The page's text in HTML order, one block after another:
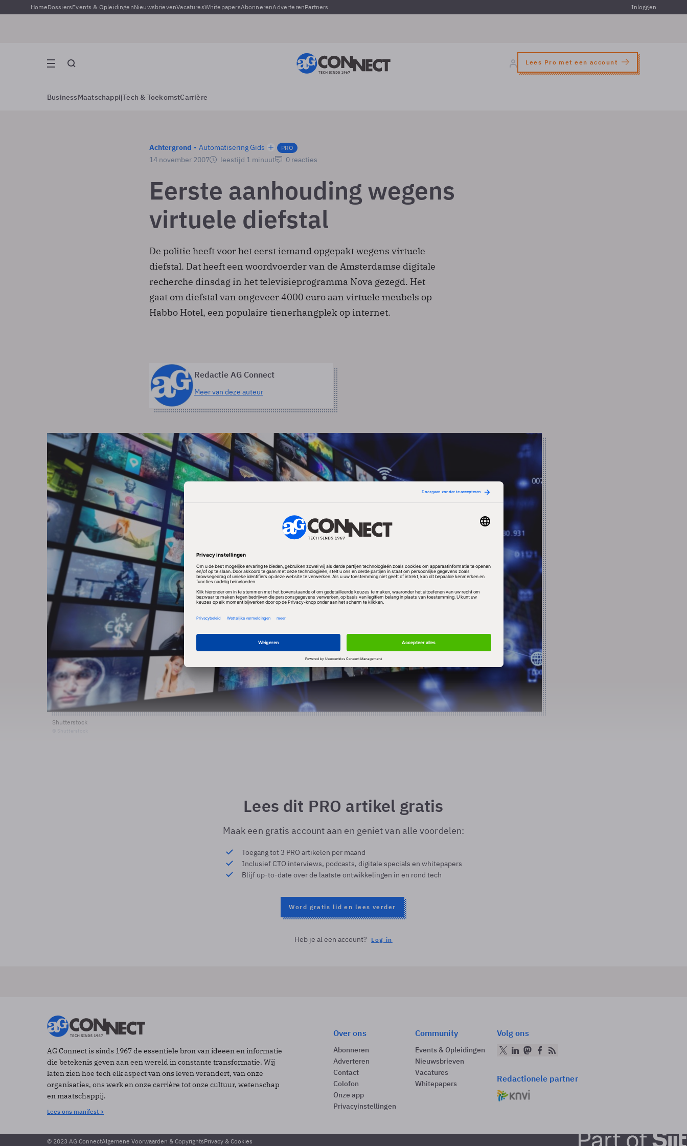
HomeDossiersEvents & OpleidingenNieuwsbrievenVacaturesWhitepapersAbonnerenAdverterenPartners Inloggen
Lees Pro met een account
BusinessMaatschappijTech & ToekomstCarrière
Achtergrond Automatisering Gids PRO
14 november 2007 leestijd 1 minuut 0 reacties
Eerste aanhouding wegens
virtuele diefstal
De politie heeft voor het eerst iemand opgepakt wegens virtuele
diefstal. Dat heeft een woordvoerder van de Amsterdamse digitale
recherche dinsdag in het televisieprogramma Nova gezegd. Het
gaat om diefstal van ongeveer 4000 euro aan virtuele meubels op
Habbo Hotel, een populaire tienerhangplek op internet.
Redactie AG Connect
Meer van deze auteur
Shutterstock
Lees dit PRO artikel gratis
Maak een gratis account aan en geniet van alle voordelen:
Toegang tot 3 PRO artikelen per maand
Inclusief CTO interviews, podcasts, digitale specials en whitepapers
Blijf up-to-date over de laatste ontwikkelingen in en rond tech
Word gratis lid en lees verder
Heb je al een account? Log in
AG Connect is sinds 1967 de essentiële bron van ideeën en informatie
die betekenis geven aan een wereld in constante transformatie. Wij
laten zien hoe tech elk aspect van ons leven verandert, van onze
organisaties, ons werk en onze carrière tot onze cultuur, wetenschap
en maatschappij.
Lees ons manifest >
Over ons
Abonneren
Adverteren
Contact
Colofon
Onze app
Privacyinstellingen
Community
Events & Opleidingen
Nieuwsbrieven
Vacatures
Whitepapers
Volg ons
Redactionele partner
© 2023 AG ConnectAlgemene Voorwaarden & CopyrightsPrivacy & Cookies